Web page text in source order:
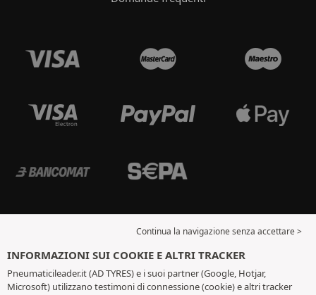
Continua la navigazione senza accettare >
INFORMAZIONI SUI COOKIE E ALTRI TRACKER
Pneumaticileader.it (AD TYRES) e i suoi partner (Google, Hotjar,
Microsoft) utilizzano testimoni di connessione (cookie) e altri tracker